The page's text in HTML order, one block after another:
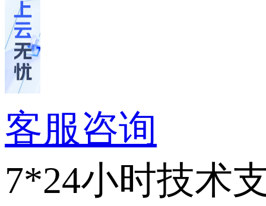
客服咨询
7*24小时技术